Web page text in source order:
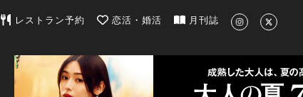
東京カレンダー | 最新のグルメ、洗練されたライフスタイル情報
レストラン予約 恋活・婚活 月刊誌